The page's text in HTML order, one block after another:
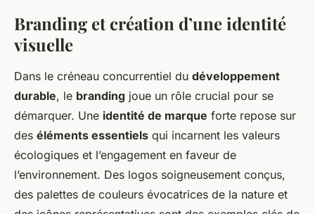
Branding et création d’une identité
visuelle
Dans le créneau concurrentiel du développement
durable, le branding joue un rôle crucial pour se
démarquer. Une identité de marque forte repose sur
des éléments essentiels qui incarnent les valeurs
écologiques et l’engagement en faveur de
l’environnement. Des logos soigneusement conçus,
des palettes de couleurs évocatrices de la nature et